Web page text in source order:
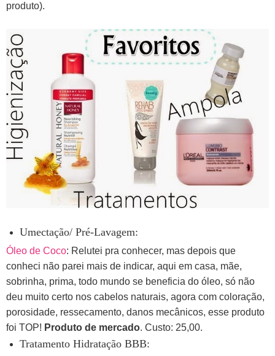
produto).
Umectação/ Pré-Lavagem:
Óleo de Coco: Relutei pra conhecer, mas depois que
conheci não parei mais de indicar, aqui em casa, mãe,
sobrinha, prima, todo mundo se beneficia do óleo, só não
deu muito certo nos cabelos naturais, agora com coloração,
porosidade, ressecamento, danos mecânicos, esse produto
foi TOP! Produto de mercado. Custo: 25,00.
Tratamento Hidratação BBB: